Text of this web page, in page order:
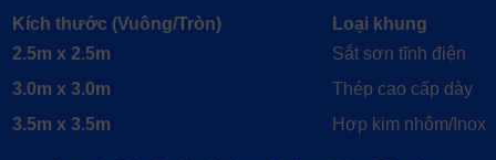
Kích thước (Vuông/Tròn)
Loại khung
2.5m x 2.5m
Sắt sơn tĩnh điện
3.0m x 3.0m
Thép cao cấp dày
3.5m x 3.5m
Hợp kim nhôm/Inox